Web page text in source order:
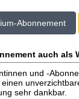
Abonnement
auch als
und -
sehr dankbar.